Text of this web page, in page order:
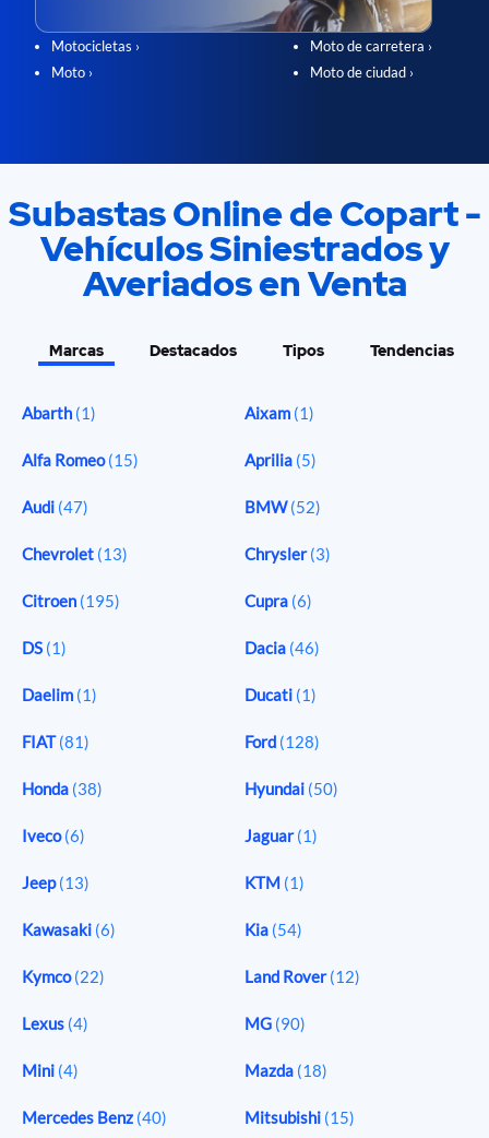
Motocicletas ›
Moto ›
Moto de carretera ›
Moto de ciudad ›
Subastas Online de Copart -
Vehículos Siniestrados y
Averiados en Venta
Marcas Destacados Tipos Tendencias
Abarth (1) Aixam (1)
Alfa Romeo(15) Aprilia (5)
Audi (47) BMW(52)
Chevrolet (13) Chrysler(3)
Citroen (195) Cupra (6)
DS (1) Dacia (46)
Daelim (1) Ducati (1)
FIAT(81) Ford (128)
Honda (38) Hyundai (50)
Iveco(6) Jaguar(1)
Jeep(13) KTM (1)
Kawasaki (6) Kia (54)
Kymco(22) Land Rover(12)
Lexus (4) MG (90)
Mini (4) Mazda (18)
Mercedes Benz (40) Mitsubishi (15)